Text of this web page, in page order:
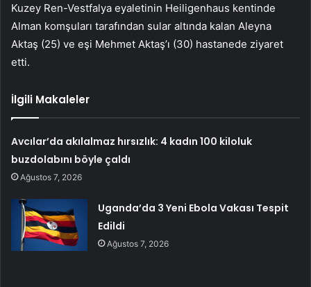
Kuzey Ren-Vestfalya eyaletinin Heiligenhaus kentinde
Alman komşuları tarafından sular altında kalan Aleyna
Aktaş (25) ve eşi Mehmet Aktaş’ı (30) hastanede ziyaret
etti.
İlgili Makaleler
Avcılar’da akılalmaz hırsızlık: 4 kadın 100 kiloluk
buzdolabını böyle çaldı
Ağustos 7, 2026
Uganda’da 3 Yeni Ebola Vakası Tespit
Edildi
Ağustos 7, 2026